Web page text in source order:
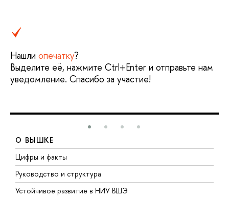
Нашли опечатку?
Выделите её, нажмите Ctrl+Enter и отправьте нам
уведомление. Спасибо за участие!
О ВЫШКЕ
Цифры и факты
Руководство и структура
Устойчивое развитие в НИУ ВШЭ